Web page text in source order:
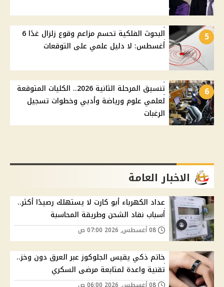
5
البحوث الفلكية تحسم مزاعم وقوع زلزال غدًا 6
أغسطس: لا دليل علمي على التوقعات
6
تنسيق المرحلة الثانية 2026.. الكليات المتوقعة
لعلمي علوم ورياضة وأدبي وخطوات تسجيل
الرغبات
الاخبار العامة
عداد الكهرباء أبو كارت لا يستهلك رصيدًا أكثر..
أسباب نفاد الشحن وطريقة المحاسبة
خاتم ذكي يقيس الجلوكوز عبر العرق دون وخز..
تقنية واعدة لمتابعة مرضى السكري